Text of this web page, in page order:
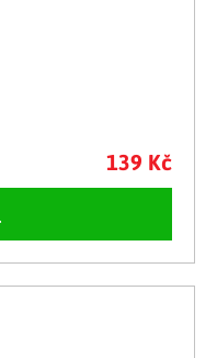
139 Kč